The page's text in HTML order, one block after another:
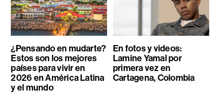
¿Pensando en mudarte?
Estos son los mejores
países para vivir en
2026 en América Latina
y el mundo
En fotos y videos:
Lamine Yamal por
primera vez en
Cartagena, Colombia